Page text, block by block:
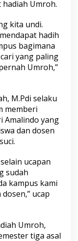
Umroh.
kita undi.
hadih
bagimana
yang paling
Umroh,”
M.Pdi selaku
memberi
Amalindo yang
dan dosen
ucapan
sudah
kampus kami
ucap
Umroh,
tiga asal